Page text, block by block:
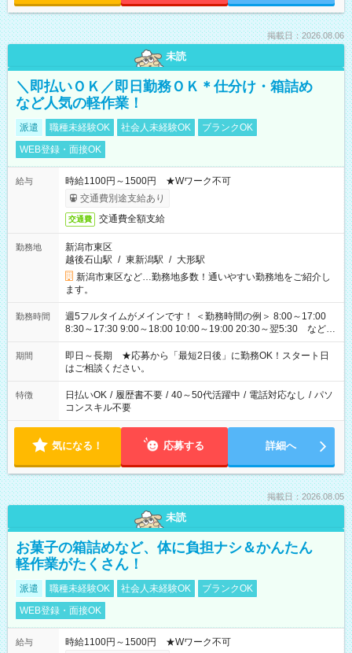
掲載日：2026.08.06
未読
＼即払いＯＫ／即日勤務ＯＫ＊仕分け・箱詰め
など人気の軽作業！
派遣 職種未経験OK 社会人未経験OK
ブランクOK
WEB登録・面接OK
給与
時給1100円～1500円 ★Wワーク不可
交通費別途支給あり
交通費 交通費全額支給
勤務地
新潟市東区
越後石山駅 / 東新潟駅 / 大形駅
新潟市東区など…勤務地多数！通いやすい勤務地をご紹介し
ます。
勤務時間
週5フルタイムがメインです！ ＜勤務時間の例＞ 8:00～17:00
8:30～17:30 9:00～18:00 10:00～19:00 20:30～翌5:30 など ★
その他にも勤務時間多数！ 日勤のみ、残業なし、交替制など
ご希望を教えてください！
期間
即日～長期 ★応募から「最短2日後」に勤務OK！スタート日
はご相談ください。
特徴 日払いOK / 履歴書不要 / 40～50代活躍中 / 電話対応なし / パソ
コンスキル不要
気になる！ 応募する 詳細へ
掲載日：2026.08.05
未読
お菓子の箱詰めなど、体に負担ナシ＆かんたん
軽作業がたくさん！
派遣 職種未経験OK 社会人未経験OK
ブランクOK
WEB登録・面接OK
給与
時給1100円～1500円 ★Wワーク不可